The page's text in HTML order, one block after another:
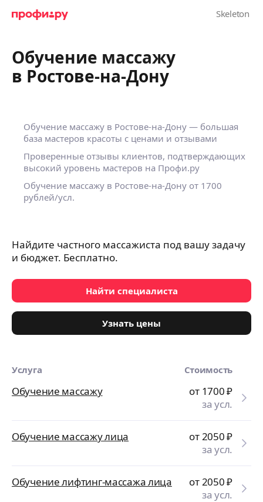
Обучение массажу
в Ростове-на-Дону
Обучение массажу в Ростове-на-Дону — большая
база мастеров красоты с ценами и отзывами
Проверенные отзывы клиентов, подтверждающих
высокий уровень мастеров на Профи.ру
Обучение массажу в Ростове-на-Дону от 1700
рублей/усл.
Найдите частного массажиста под вашу задачу
и бюджет. Бесплатно.
Найти специалиста
Узнать цены
Услуга Стоимость
Обучение массажу от 1700₽
за усл.
Обучение массажу лица от 2050₽
за усл.
Обучение лифтинг-массажа лица от 2050₽
за усл.